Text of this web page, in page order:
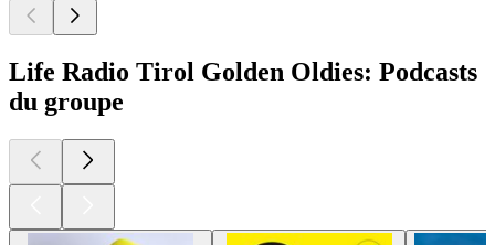
Life Radio Tirol Golden Oldies: Podcasts
du groupe